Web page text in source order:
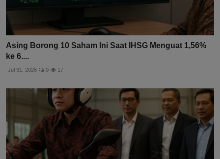
Asing Borong 10 Saham Ini Saat IHSG Menguat 1,56%
ke 6....
Jul 31, 2026 0 17